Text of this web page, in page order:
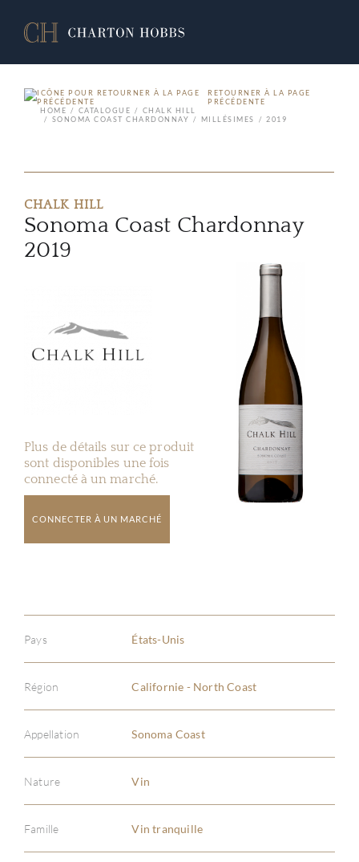
RETOURNER À LA PAGE
PRÉCÉDENTE
HOME
CATALOGUE
CHALK HILL
SONOMA COAST CHARDONNAY
MILLÉSIMES 2019
CHALK HILL
Sonoma Coast Chardonnay
2019
Plus de détails sur ce produit
sont disponibles une fois
connecté à un marché.
CONNECTER À UN MARCHÉ
Pays États-Unis
Région Californie - North Coast
Appellation Sonoma Coast
Nature Vin
Famille Vin tranquille